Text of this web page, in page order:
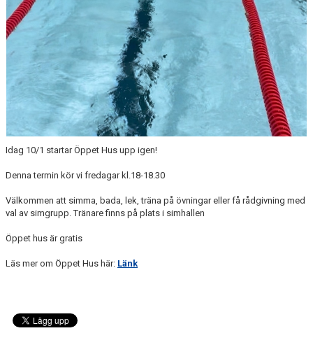
Idag 10/1 startar Öppet Hus upp igen!
Denna termin kör vi fredagar kl.18-18.30
Välkommen att simma, bada, lek, träna på övningar eller få rådgivning med
val av simgrupp. Tränare finns på plats i simhallen
Öppet hus är gratis
Läs mer om Öppet Hus här: Länk